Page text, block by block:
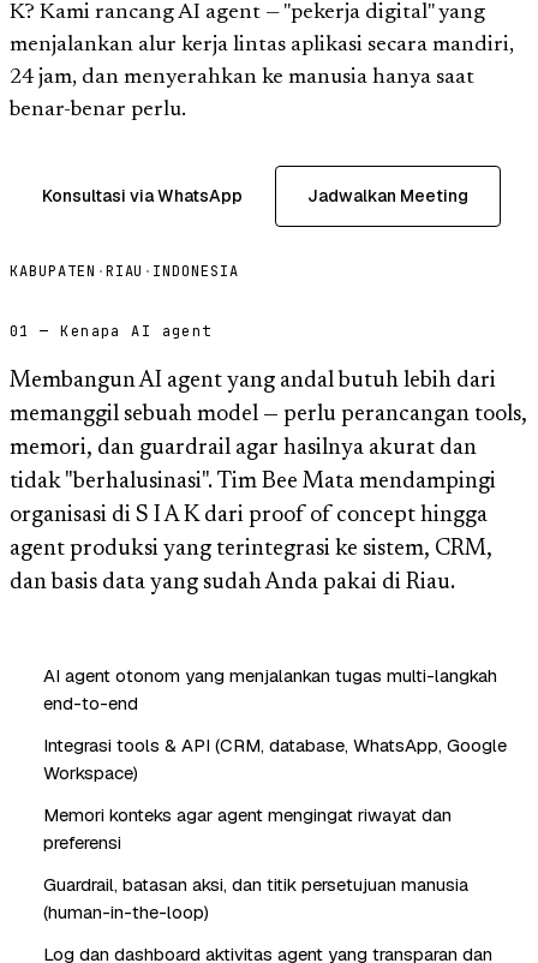
K? Kami rancang AI agent — "pekerja digital" yang
menjalankan alur kerja lintas aplikasi secara mandiri,
24 jam, dan menyerahkan ke manusia hanya saat
benar-benar perlu.
Konsultasi via WhatsApp Jadwalkan Meeting
KABUPATEN ·RIAU · INDONESIA
01 — Kenapa AI agent
Membangun AI agent yang andal butuh lebih dari
memanggil sebuah model — perlu perancangan tools,
memori, dan guardrail agar hasilnya akurat dan
tidak "berhalusinasi". Tim Bee Mata mendampingi
organisasi di S I A K dari proof of concept hingga
agent produksi yang terintegrasi ke sistem, CRM,
dan basis data yang sudah Anda pakai di Riau.
AI agent otonom yang menjalankan tugas multi-langkah
end-to-end
Integrasi tools & API (CRM, database, WhatsApp, Google
Workspace)
Memori konteks agar agent mengingat riwayat dan
preferensi
Guardrail, batasan aksi, dan titik persetujuan manusia
(human-in-the-loop)
Log dan dashboard aktivitas agent yang transparan dan